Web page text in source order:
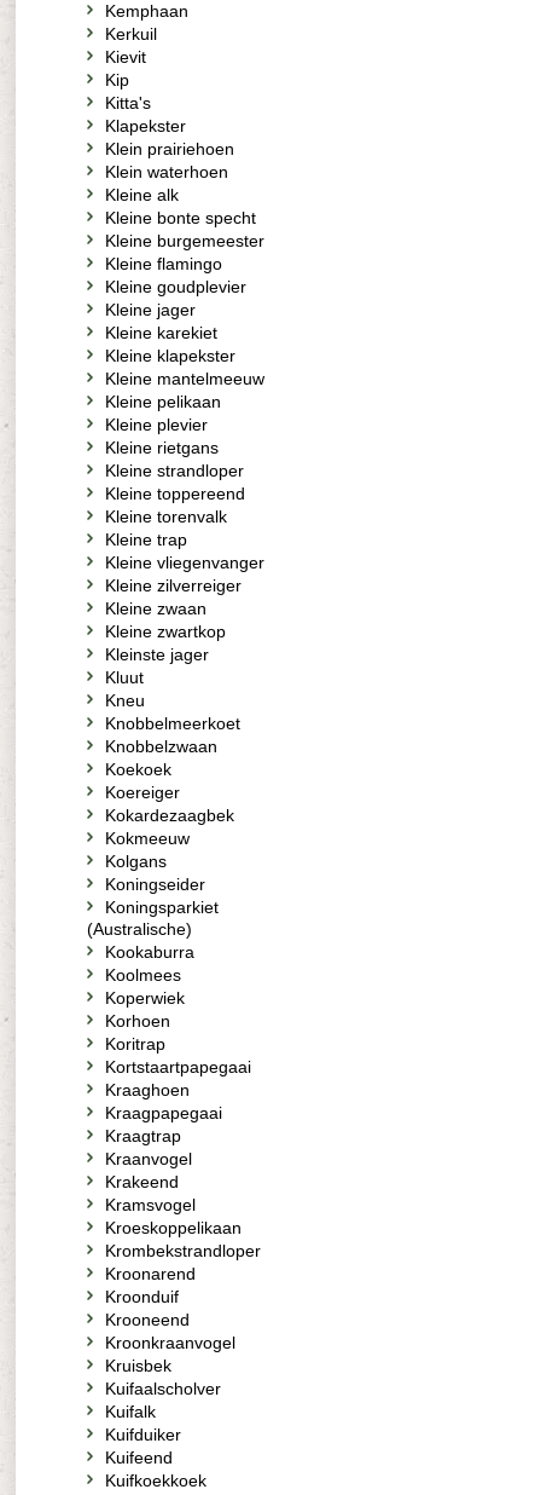
Kemphaan
Kerkuil
Kievit
Kip
Kitta's
Klapekster
Klein prairiehoen
Klein waterhoen
Kleine alk
Kleine bonte specht
Kleine burgemeester
Kleine flamingo
Kleine goudplevier
Kleine jager
Kleine karekiet
Kleine klapekster
Kleine mantelmeeuw
Kleine pelikaan
Kleine plevier
Kleine rietgans
Kleine strandloper
Kleine toppereend
Kleine torenvalk
Kleine trap
Kleine vliegenvanger
Kleine zilverreiger
Kleine zwaan
Kleine zwartkop
Kleinste jager
Kluut
Kneu
Knobbelmeerkoet
Knobbelzwaan
Koekoek
Koereiger
Kokardezaagbek
Kokmeeuw
Kolgans
Koningseider
Koningsparkiet
(Australische)
Kookaburra
Koolmees
Koperwiek
Korhoen
Koritrap
Kortstaartpapegaai
Kraaghoen
Kraagpapegaai
Kraagtrap
Kraanvogel
Krakeend
Kramsvogel
Kroeskoppelikaan
Krombekstrandloper
Kroonarend
Kroonduif
Krooneend
Kroonkraanvogel
Kruisbek
Kuifaalscholver
Kuifalk
Kuifduiker
Kuifeend
Kuifkoekkoek